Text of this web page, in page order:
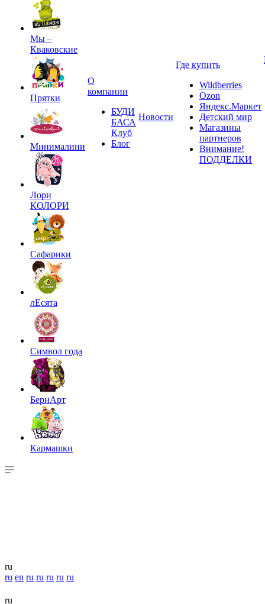
Мы –
Кваковские
Прятки
Минималини
Лори
КОЛОРИ
Сафарики
лЕсята
Символ года
БернАрт
Кармашки
О
компании
БУДИ
БАСА
Клуб
Блог
Новости
Где купить
Wildberries
Ozon
Яндекс.Маркет
Детский мир
Магазины
партнеров
Внимание!
ПОДДЕЛКИ
ru
ru en ru ru ru ru ru
ru